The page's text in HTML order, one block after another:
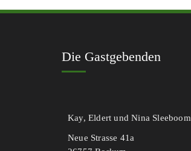
Die Gastgebenden
Kay, Eldert und Nina Sleeboom
Neue Strasse 41a